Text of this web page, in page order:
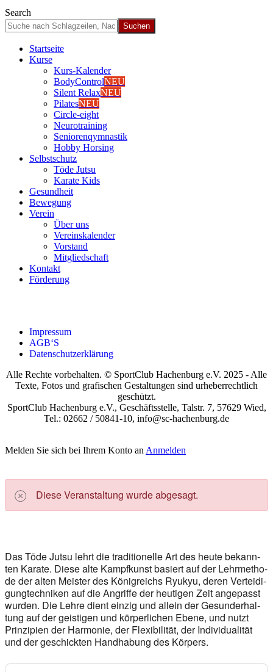
Search
Start­sei­te
Kur­se
Kurs-Kalen­­der
Body­Con­trolNEU
Silent RelaxNEU
Pila­tesNEU
Cir­cle-eight
Neu­ro­trai­ning
Senio­ren­qym­nas­tik
Hob­by Hor­sing
Selbst­schutz
Tōde Jutsu
Kara­te Kids
Gesund­heit
Bewe­gung
Ver­ein
Über uns
Ver­einska­len­der
Vor­stand
Mit­glied­schaft
Kon­takt
För­de­rung
Impres­sum
AGB‘S
Daten­schutz­er­klä­rung
Alle Rechte vorbehalten. © SportClub Hachenburg e.V. 2025 - Alle
Texte, Fotos und grafischen Gestaltungen sind urheberrechtlich
geschützt.
SportClub Hachenburg e.V., Geschäftsstelle, Talstr. 7, 57629 Wied,
Tel.: 02662 / 50841-10, info@sc-hachenburg.de
Melden Sie sich bei Ihrem Konto an Anmelden
Die­se Ver­an­stal­tung wur­de abge­sagt.
Das Tōde Jutsu lehrt die tra­di­tio­nel­le Art des heu­te bekann­
ten Ka­ra­te. Die­se alte Kampf­kunst ba­siert auf der Lehr­me­tho­
de der al­ten Mei­ster des Kö­nig­reichs Ry­ukyu, de­ren Ver­tei­di­
gung­tech­ni­ken auf die An­grif­fe der heu­ti­gen Zeit an­ge­passt
wur­den. Die Leh­re dient ein­zig und al­lein der Ge­sund­erhal­
tung auf der gei­sti­gen und kör­per­li­chen Ebe­ne, und nutzt
Prin­zi­pi­en der Har­mo­nie, der Fle­xi­bi­li­tät, der In­di­vi­dua­li­tät
und der ge­schick­ten Hand­ha­bung des Kör­pers.